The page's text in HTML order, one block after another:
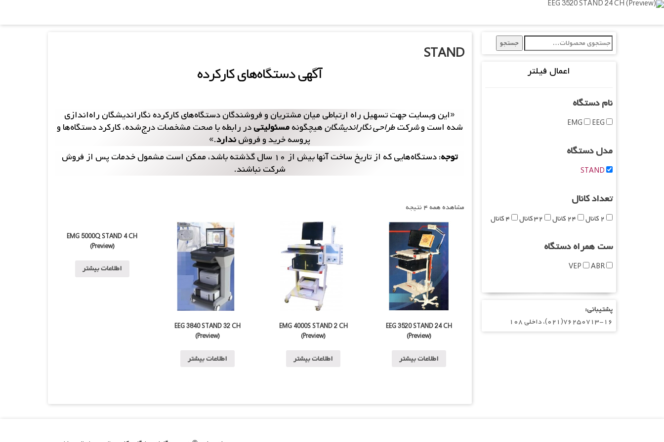
Skip
STAND
آگهی‌ دستگاه‌های کارکرده
«این وبسایت جهت تسهیل راه ارتباطی میان مشتریان و فروشندگان دستگاه‌های کارکرده نگاراندیشگان راه‌اندازی
شده است وشرکت طراحی نگار‌اندیشگانهیچگونهمسئولیتیدر رابطه با صحت مشخصات درج‌شده، کارکرد دستگاه‌ها و
پروسه خرید و فروشندارد.»
توجه
: دستگاه‌هایی که از تاریخ ساخت آنها بیش از ۱۰ سال گذشته باشد، ممکن است مشمول خدمات پس از فروش
شرکت نباشند.
مشاهده همه ۴ نتیجه
EEG 3520 STAND 24 CH
(Preview)
اطلاعات بیشتر
EMG 4000S STAND 2 CH
(Preview)
اطلاعات بیشتر
EEG 3840 STAND 32 CH
(Preview)
اطلاعات بیشتر
EMG 5000Q STAND 4 CH
(Preview)
اطلاعات بیشتر
جستجو
برای:
جستجو
اعمال فیلتر
نام دستگاه
EEG
EMG
مدل دستگاه
STAND
تعداد کانال
۲ کانال ۲۴ کانال ۳۲ کانال ۴ کانال
ست همراه دستگاه
ABR
VEP
پشتیبانی:
۷۶۲۵۰۷۱۳-۱۶(۰۲۱)، داخلی ۱۰۸